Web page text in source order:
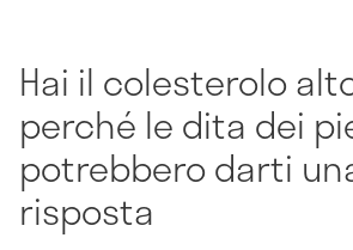
Hai il colesterolo
perché le dita dei
potrebbero darti
risposta